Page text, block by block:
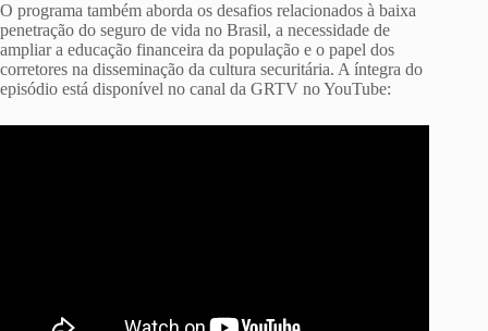
O programa também aborda os desafios relacionados à baixa
penetração do seguro de vida no Brasil, a necessidade de
ampliar a educação financeira da população e o papel dos
corretores na disseminação da cultura securitária. A íntegra do
episódio está disponível no canal da GRTV no YouTube: